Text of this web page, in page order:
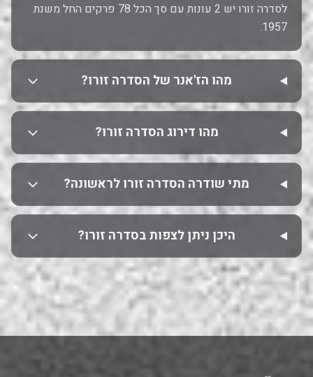
לסדרה זורו יש 2 עונות עם סך הכל 78 פרקים החל משנת
1957.
מהו הז'אנר של הסדרה זורו?
מהו דירוג הסדרה זורו?
מתי שודרה הסדרה זורו לראשונה?
היכן ניתן לצפות בסדרה זורו?